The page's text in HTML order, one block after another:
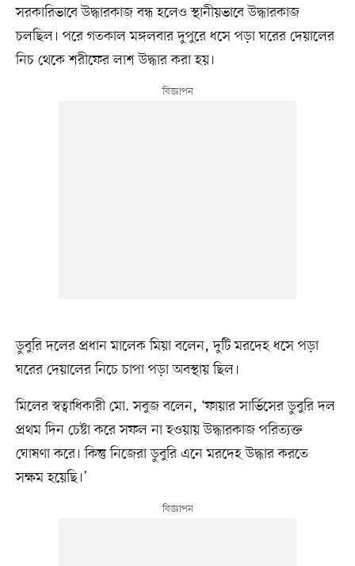
সরকারিভাবে উদ্ধারকাজ বন্ধ হলেও স্থানীয়ভাবে উদ্ধারকাজ
চলছিল। পরে গতকাল মঙ্গলবার দুপুরে ধসে পড়া ঘরের দেয়ালের
নিচ থেকে শরীফের লাশ উদ্ধার করা হয়।
ডুবুরি দলের প্রধান মালেক মিয়া বলেন, দুটি মরদেহ ধসে পড়া
ঘরের দেয়ালের নিচে চাপা পড়া অবস্থায় ছিল।
মিলের স্বত্বাধিকারী মো. সবুজ বলেন, ‘ফায়ার সার্ভিসের ডুবুরি দল
প্রথম দিন চেষ্টা করে সফল না হওয়ায় উদ্ধারকাজ পরিত্যক্ত
ঘোষণা করে। কিন্তু নিজেরা ডুবুরি এনে মরদেহ উদ্ধার করতে
সক্ষম হয়েছি।’